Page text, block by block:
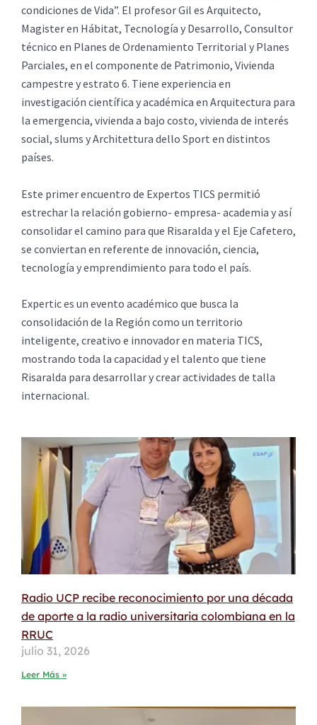
condiciones de Vida”. El profesor Gil es Arquitecto,
Magister en Hábitat, Tecnología y Desarrollo, Consultor
técnico en Planes de Ordenamiento Territorial y Planes
Parciales, en el componente de Patrimonio, Vivienda
campestre y estrato 6. Tiene experiencia en
investigación científica y académica en Arquitectura para
la emergencia, vivienda a bajo costo, vivienda de interés
social, slums y Architettura dello Sport en distintos
países.
Este primer encuentro de Expertos TICS permitió
estrechar la relación gobierno- empresa- academia y así
consolidar el camino para que Risaralda y el Eje Cafetero,
se conviertan en referente de innovación, ciencia,
tecnología y emprendimiento para todo el país.
Expertic es un evento académico que busca la
consolidación de la Región como un territorio
inteligente, creativo e innovador en materia TICS,
mostrando toda la capacidad y el talento que tiene
Risaralda para desarrollar y crear actividades de talla
internacional.
Radio UCP recibe reconocimiento por una década
de aporte a la radio universitaria colombiana en la
RRUC
julio 31, 2026
Leer Más »